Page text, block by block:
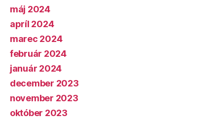
máj 2024
apríl 2024
marec 2024
február 2024
január 2024
december 2023
november 2023
október 2023